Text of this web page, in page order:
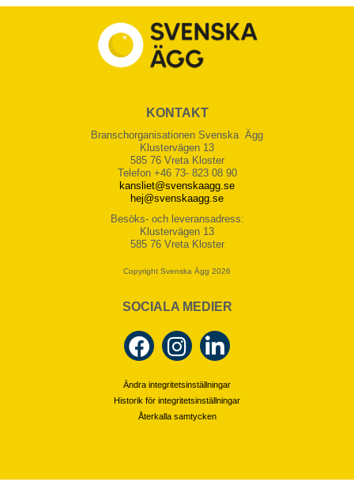
KONTAKT
Branschorganisationen Svenska Ägg
Klustervägen 13
585 76 Vreta Kloster
Telefon +46 73- 823 08 90
kansliet@svenskaagg.se
hej@svenskaagg.se
Besöks- och leveransadress:
Klustervägen 13
585 76 Vreta Kloster
Copyright Svenska Ägg 2026
SOCIALA MEDIER
Ändra integritetsinställningar
Historik för integritetsinställningar
Återkalla samtycken